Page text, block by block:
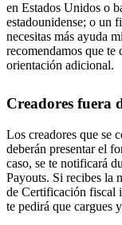
en Estados Unidos o
estadounidense; o un
necesitas más ayuda
recomendamos que te
orientación adicional.
Creadores fuera
Los creadores que se
deberán presentar el
caso, se te notificará
Payouts. Si recibes la
de Certificación fiscal
te pedirá que cargues